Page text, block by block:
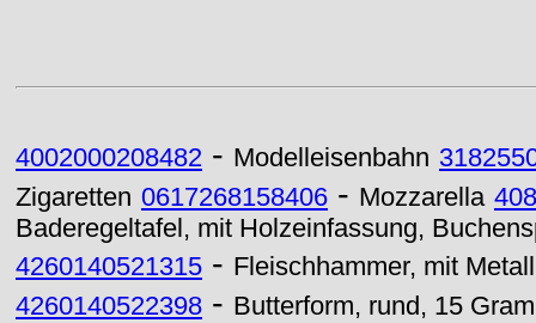
4002000208482 - Modelleisenbahn
Zigaretten 0617268158406 - Mozzarella
Baderegeltafel, mit Holzeinfassung,
4260140521315 - Fleischhammer, mit
4260140522398 - Butterform, rund, 15